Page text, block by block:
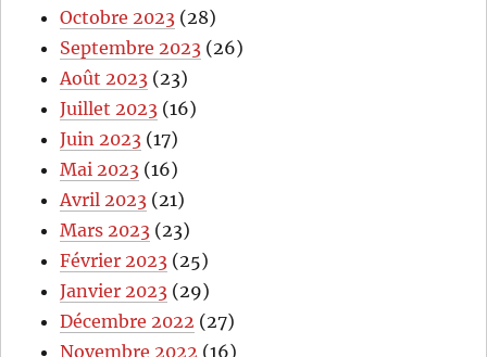
Octobre 2023 (28)
Septembre 2023 (26)
Août 2023 (23)
Juillet 2023 (16)
Juin 2023 (17)
Mai 2023 (16)
Avril 2023 (21)
Mars 2023 (23)
Février 2023 (25)
Janvier 2023 (29)
Décembre 2022 (27)
Novembre 2022 (16)